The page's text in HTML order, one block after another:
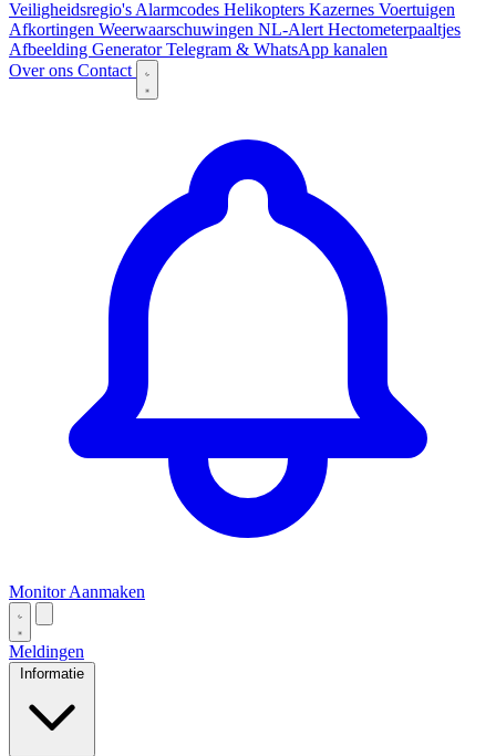
Veiligheidsregio's Alarmcodes Helikopters Kazernes Voertuigen
Afkortingen Weerwaarschuwingen NL-Alert Hectometerpaaltjes
Afbeelding GeneratorTelegram & WhatsApp kanalen
Over ons Contact
Monitor Aanmaken
Meldingen
Informatie